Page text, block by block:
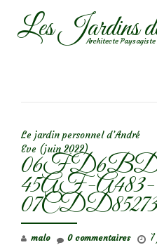
AllerLes Jardins
Architecte
Le jardin personnel d’André
Eve (juin 2022)
45AF-A483-
malo 0 commentaires